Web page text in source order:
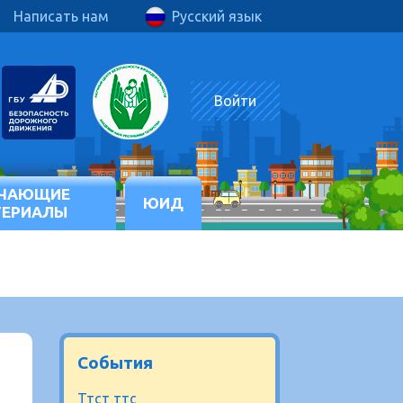
Русский язык
Написать нам
Войти
ЮИД
События
Ттст ттс